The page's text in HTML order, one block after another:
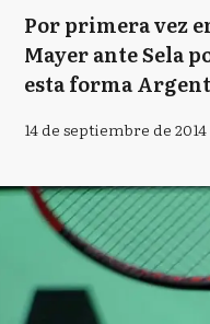
Por primera vez
Mayer ante Sela
esta forma
14 de septiembre de 2014